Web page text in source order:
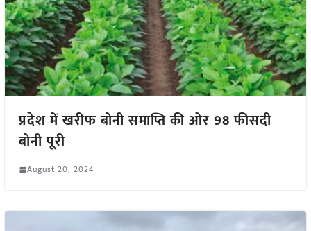
प्रदेश में खरीफ बोनी समाप्ति की ओर 98 फीसदी
बोनी पूरी
August 20, 2024